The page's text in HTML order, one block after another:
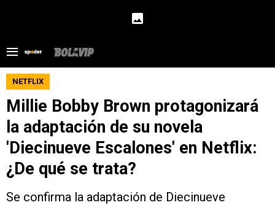
NETFLIX
Millie Bobby Brown protagonizará
la adaptación de su novela
'Diecinueve Escalones' en Netflix:
¿De qué se trata?
Se confirma la adaptación de Diecinueve